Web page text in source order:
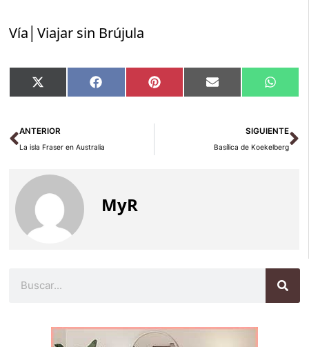
Vía│Viajar sin Brújula
Compartir
en
X
(Twitter)
Compartir
en
Facebook Compartir
en
Pinterest Compartir
en
Email
en
Ant
ANTERIOR
La isla Fraser en Australia
SIGUIENTE
Basílica de Koekelberg
MyR